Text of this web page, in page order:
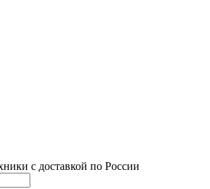
с доставкой по России